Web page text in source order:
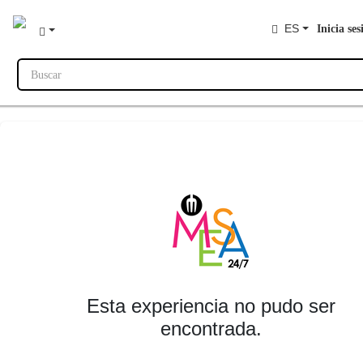
ES Inicia
Buscar
Esta experiencia no pudo ser
encontrada.